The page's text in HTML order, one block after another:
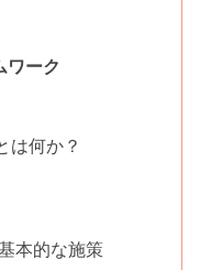
ワーク
は何か？
本的な施策